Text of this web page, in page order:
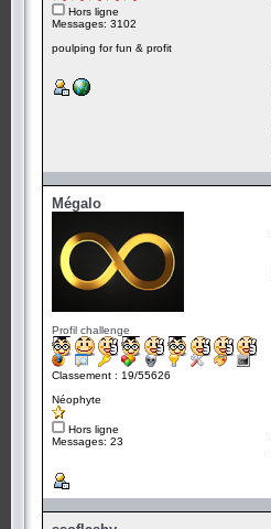
Hors ligne
Messages: 3102
poulping for fun & profit
Mégalo
Profil challenge
Classement : 19/55626
Néophyte
Hors ligne
Messages: 23